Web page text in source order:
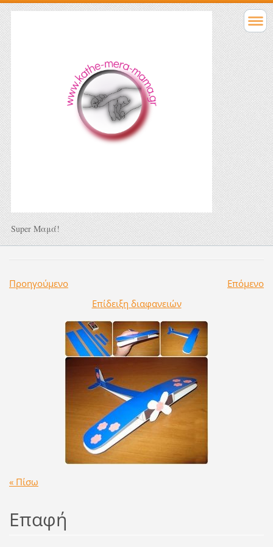
Super Μαμά!
Προηγούμενο
Επόμενο
Επίδειξη διαφανειών
« Πίσω
Επαφή